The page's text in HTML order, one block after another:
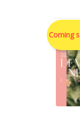
Coming